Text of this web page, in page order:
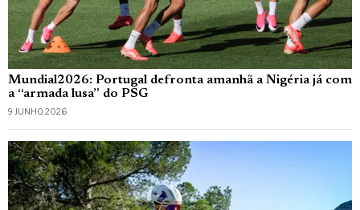
Mundial2026: Portugal defronta amanhã a Nigéria já com
a “armada lusa” do PSG
9 JUNHO, 2026